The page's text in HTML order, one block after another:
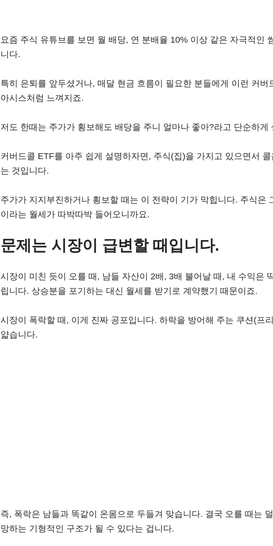
요즘 주식 유튜브를 보면 월 배당, 연 분배율 10% 이상 같은 자극적인
니다.
특히 은퇴를 앞두셨거나, 매달 현금 흐름이 필요한 분들에게 이런 커버
아시스처럼 느껴지죠.
저도 한때는 주가가 횡보해도 배당을 주니 얼마나 좋아?라고 단순하게
커버드콜 ETF를 아주 쉽게 설명하자면, 주식(집)을 가지고 있으면서
는 것입니다.
주가가 지지부진하거나 횡보할 때는 이 전략이 기가 막힙니다. 주식은
이라는 월세가 따박따박 들어오니까요.
문제는 시장이 급변할 때입니다.
시장이 미친 듯이 오를 때, 남들 자산이 2배, 3배 불어날 때, 내 수익은
립니다. 상승분을 포기하는 대신 월세를 받기로 계약했기 때문이죠.
시장이 폭락할 때, 이게 진짜 공포입니다. 하락을 방어해 주는 쿠션(프
얇습니다.
즉, 폭락은 남들과 똑같이 온몸으로 두들겨 맞습니다. 결국 오를 때는
망하는 기형적인 구조가 될 수 있다는 겁니다.